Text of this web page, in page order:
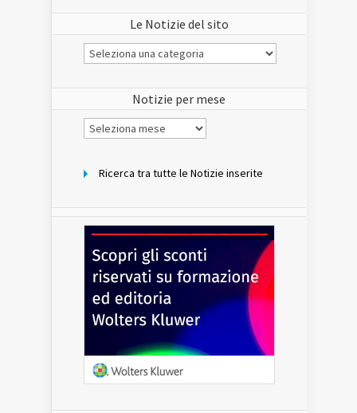
Le Notizie del sito
Le
Notizie
Notizie per mese
Notizie
per
Ricerca tra tutte le Notizie inserite